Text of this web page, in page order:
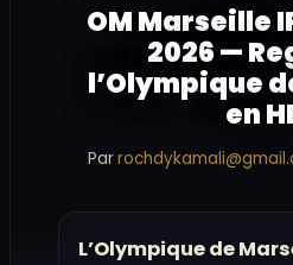
OM Marseille
2026 —
l’Olympique
en
Par
L’Olympique de